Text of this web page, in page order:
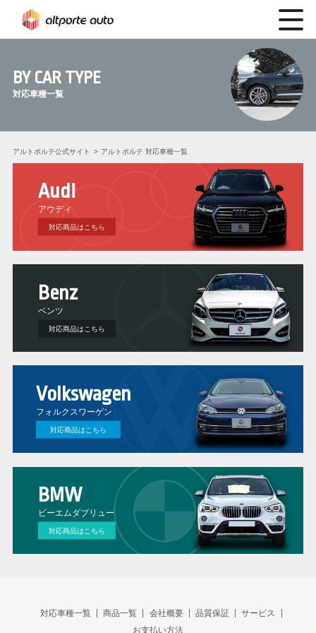
BY CAR TYPE
対応車種一覧
アルトポルテ公式サイト アルトポルテ 対応車種一覧
Audi
アウディ
対応商品はこちら
Benz
ベンツ
対応商品はこちら
Volkswagen
フォルクスワーゲン
対応商品はこちら
BMW
ビーエムダブリュー
対応商品はこちら
対応車種一覧 商品一覧 会社概要 品質保証
サービス
お支払い方法